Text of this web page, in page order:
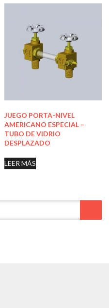
JUEGO PORTA-NIVEL
AMERICANO ESPECIAL –
TUBO DE VIDRIO
DESPLAZADO
LEER MÁS